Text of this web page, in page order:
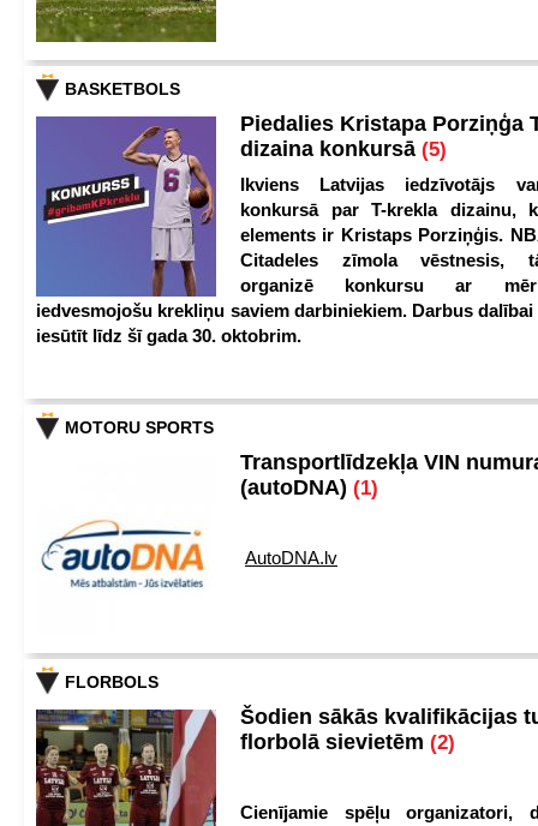
BASKETBOLS
Piedalies Kristapa Porziņģa
dizaina konkursā (5)
Ikviens Latvijas iedzīvotājs
konkursā par T-krekla dizainu,
elements ir Kristaps Porziņģis.
Citadeles zīmola vēstnesis,
organizē konkursu ar
iedvesmojošu krekliņu saviem darbiniekiem. Darbus
iesūtīt līdz šī gada 30. oktobrim.
MOTORU SPORTS
Transportlīdzekļa VIN
(autoDNA) (1)
AutoDNA.lv
FLORBOLS
Šodien sākās kvalifikācijas
florbolā sievietēm (2)
Cienījamie spēļu organizatori,